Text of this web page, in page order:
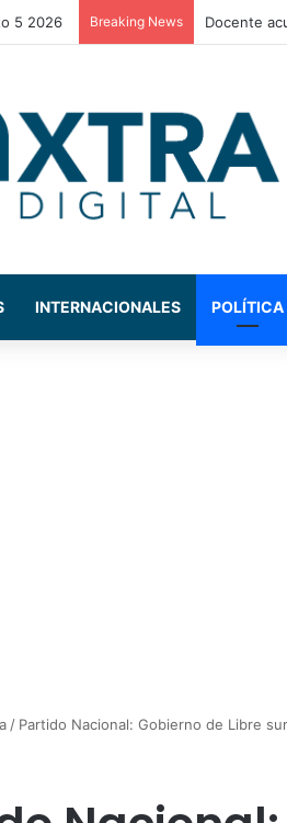
5 2026 Breaking News La
INTERNACIONALES POLÍTICA
/ Partido Nacional: Gobierno de Libre